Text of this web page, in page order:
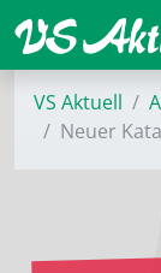
VS Aktuell
Neuer